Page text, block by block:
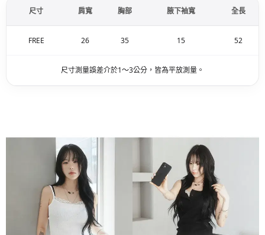
尺寸 肩寬 胸部 腋下袖寬 全長
FREE 26 35 15 52
尺寸測量誤差介於1～3公分，皆為平放測量。